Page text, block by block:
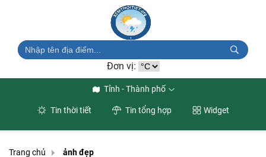
Đơn vị:
Tỉnh - Thành phố
Tin thời tiết Tin tổng hợp Widget
Trang chủ ảnh đẹp